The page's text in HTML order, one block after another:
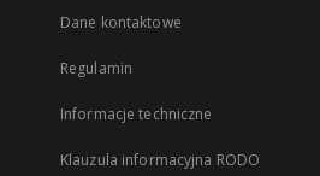
Dane kontaktowe
Regulamin
Informacje techniczne
Klauzula informacyjna RODO